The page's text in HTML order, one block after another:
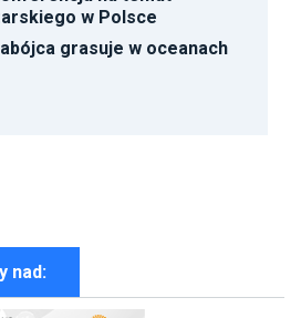
w Polsce
grasuje w oceanach
nad: